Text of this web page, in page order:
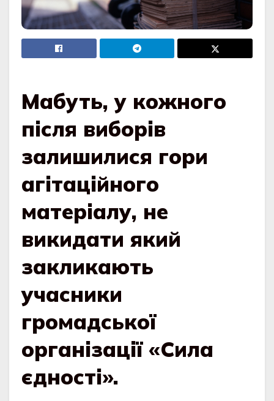
Мабуть, у кожного
після виборів
залишилися гори
агітаційного
матеріалу, не
викидати який
закликають
учасники
громадської
організації «Сила
єдності».